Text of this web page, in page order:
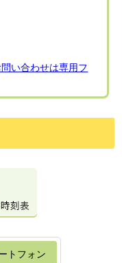
い合わせは専用フ
トフォン